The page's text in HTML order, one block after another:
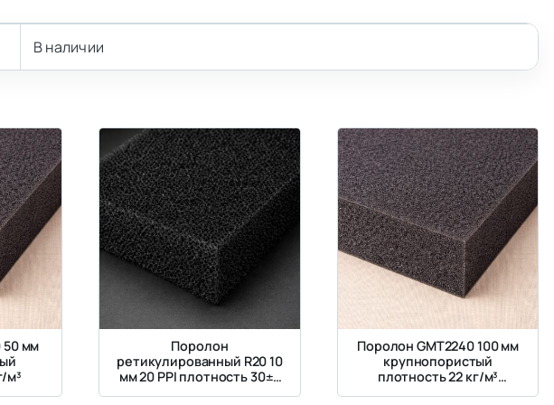
В наличии
50 мм
м³
Поролон
ретикулированный R20 10
мм 20 PPI плотность 30±3
Поролон GMT2240 100 мм
крупнопористый
плотность 22 кг/м³